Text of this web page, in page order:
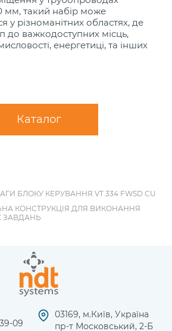
мм, такий набір може
у різноманітних областях, де
до важкодоступних місць,
енергетиці, та інших
Каталог
БЛОКУ КЕРУВАННЯ VT 334 FWSD CU
КОНСТРУКЦІЯ ДЛЯ ВИКОНАННЯ
ЗАВДАНЬ
09
03169, м.Київ, Україна
пр-т Московський, 2-Б